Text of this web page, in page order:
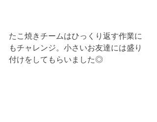
たこ焼きチームはひっくり返す作業に
もチャレンジ。小さいお友達には盛り
付けをしてもらいました◎